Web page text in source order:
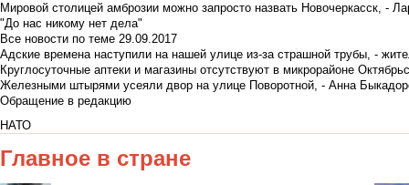
Мировой столицей амброзии можно запросто назвать Новочеркасск, -
"До нас никому нет дела"
Все новости по теме 29.09.2017
Адские времена наступили на нашей улице из-за страшной трубы, -
Круглосуточные аптеки и магазины отсутствуют в микрорайоне
Железными штырями усеяли двор на улице Поворотной, - Анна
Обращение в редакцию
НАТО
Главное в стране